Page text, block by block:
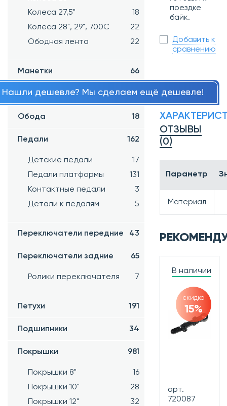
Колеса 27,5"
18
Колеса 28", 29", 700С
22
Ободная лента
22
Манетки 66
Шифтера 34
Обода 18
Педали 162
Детские педали
17
Педали платформы
131
Контактные педали
3
Детали к педалям
5
Переключатели передние 43
Переключатели задние 65
Ролики переключателя 7
Петухи 191
Подшипники 34
Покрышки 981
Покрышки 8"
16
Покрышки 10"
28
Покрышки 12"
32
поездке
байк.
Добавить к
сравнению
Нашли дешевле? Мы сделаем ещё дешевле!
ОТЗЫВЫ
(0)
Параметр
Материал
В наличии
скидка
15%
арт.
720087